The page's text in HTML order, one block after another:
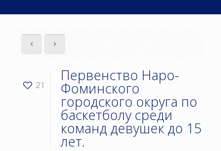
21
Первенство Наро-
Фоминского
городского округа по
баскетболу среди
команд девушек до 15
лет.